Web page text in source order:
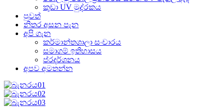
කුඩා UV මුද්රකය
පුවත්
නිතර අසන පැන
අපි ගැන
කර්මාන්තශාලා සංචාරය
සමාගම් ඉතිහාසය
ප්රදර්ශනය
අපව අමතන්න